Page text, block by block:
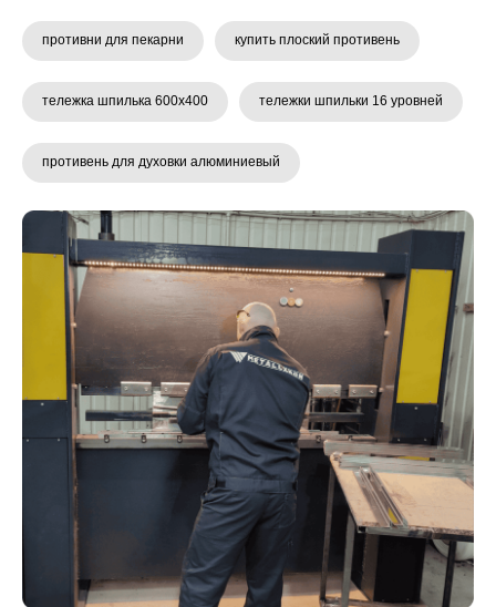
противни для пекарни купить плоский противень
тележка шпилька 600x400 тележки шпильки 16 уровней
противень для духовки алюминиевый